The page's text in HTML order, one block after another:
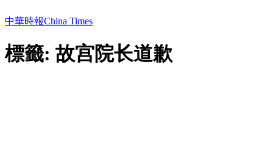
中華時報China Times
標籤: 故宫院长道歉